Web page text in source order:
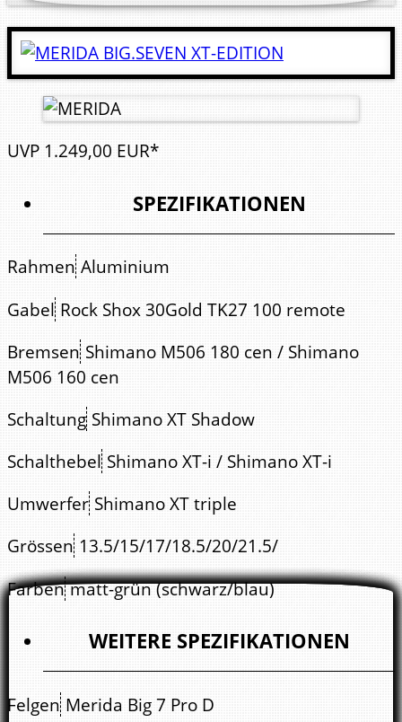
UVP 1.249,00 EUR*
SPEZIFIKATIONEN
Rahmen Aluminium
Gabel Rock Shox 30Gold TK27 100 remote
Bremsen Shimano M506 180 cen / Shimano
M506 160 cen
Schaltung Shimano XT Shadow
Schalthebel Shimano XT-i / Shimano XT-i
Umwerfer Shimano XT triple
Grössen 13.5/15/17/18.5/20/21.5/
Farben matt-grün (schwarz/blau)
WEITERE SPEZIFIKATIONEN
Felgen Merida Big 7 Pro D